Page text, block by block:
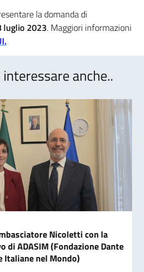
la domanda di
luglio 2023. Maggiori informazioni
anche..
Nicoletti con la
di ADASIM (Fondazione Dante
Italiane nel Mondo)